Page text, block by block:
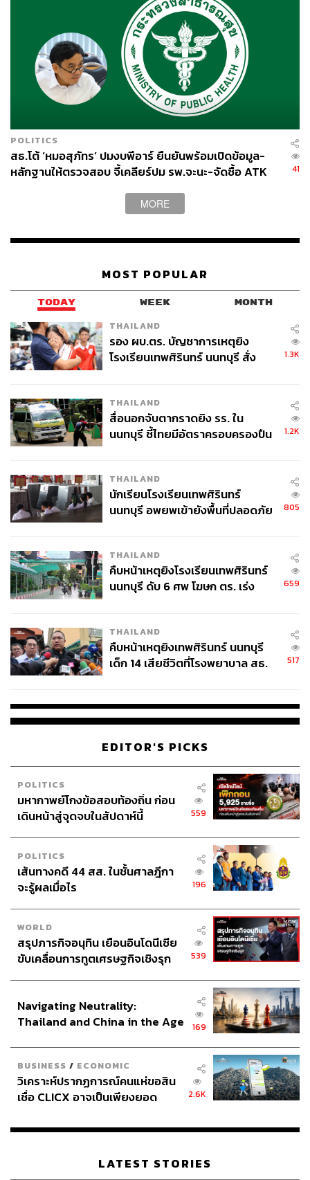
POLITICS
สธ.โต้ ‘หมอสุภัทร’ ปมงบพีอาร์ ยืนยันพร้อมเปิดข้อมูล-
หลักฐานให้ตรวจสอบ จี้เคลียร์ปม รพ.จะนะ-จัดซื้อ ATK
41
MORE
MOST POPULAR
TODAY WEEK MONTH
THAILAND
รอง ผบ.ตร. บัญชาการเหตุยิง
โรงเรียนเทพศิรินทร์ นนทบุรี สั่ง
1.3K
THAILAND
สื่อนอกจับตากราดยิง รร. ใน
นนทบุรี ชี้ไทยมีอัตราครอบครองปืน
1.2K
THAILAND
นักเรียนโรงเรียนเทพศิรินทร์
นนทบุรี อพยพเข้ายังพื้นที่ปลอดภัย
805
THAILAND
คืบหน้าเหตุยิงโรงเรียนเทพศิรินทร์
นนทบุรี ดับ 6 ศพ โฆษก ตร. เร่ง
659
THAILAND
คืบหน้าเหตุยิงเทพศิรินทร์ นนทบุรี
เด็ก 14 เสียชีวิตที่โรงพยาบาล สธ.
517
EDITOR'S PICKS
POLITICS
มหากาพย์โกงข้อสอบท้องถิ่น ก่อน
เดินหน้าสู่จุดจบในสัปดาห์นี้
559
POLITICS
เส้นทางคดี 44 สส. ในชั้นศาลฎีกา
จะรู้ผลเมื่อไร
196
WORLD
สรุปภารกิจอนุทิน เยือนอินโดนีเซีย
ขับเคลื่อนการทูตเศรษฐกิจเชิงรุก
539
Navigating Neutrality:
Thailand and China in the Age
169
BUSINESS / ECONOMIC
วิเคราะห์ปรากฏการณ์คนแห่ขอสิน
เชื่อ CLICX อาจเป็นเพียงยอด
เรือนไทยที่ถูกซุกไว้
2.6K
LATEST STORIES